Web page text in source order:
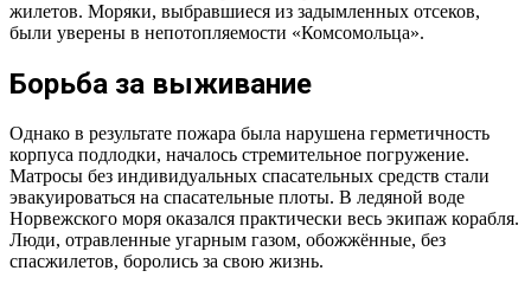
жилетов. Моряки, выбравшиеся из задымленных отсеков,
были уверены в непотопляемости «Комсомольца».
Борьба за выживание
Однако в результате пожара была нарушена герметичность
корпуса подлодки, началось стремительное погружение.
Матросы без индивидуальных спасательных средств стали
эвакуироваться на спасательные плоты. В ледяной воде
Норвежского моря оказался практически весь экипаж корабля.
Люди, отравленные угарным газом, обожжённые, без
спасжилетов, боролись за свою жизнь.